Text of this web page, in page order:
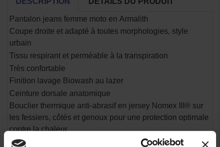
Pantalon jeans femme moto en Armalith
Coupe droite et adapté à toutes morphologies, style
urbain
Tissu respirant et perméable à la transpiration
Très confortable
Finition lavage Biowash au lazer
Ceinture dorsale anatomique
Bouclier thermique anti-abrasif en jersey Nomex III® sur
les fessiers, côtés et genoux pour une protection optimale
contre la chaleur
Homologué CE niveau urbain